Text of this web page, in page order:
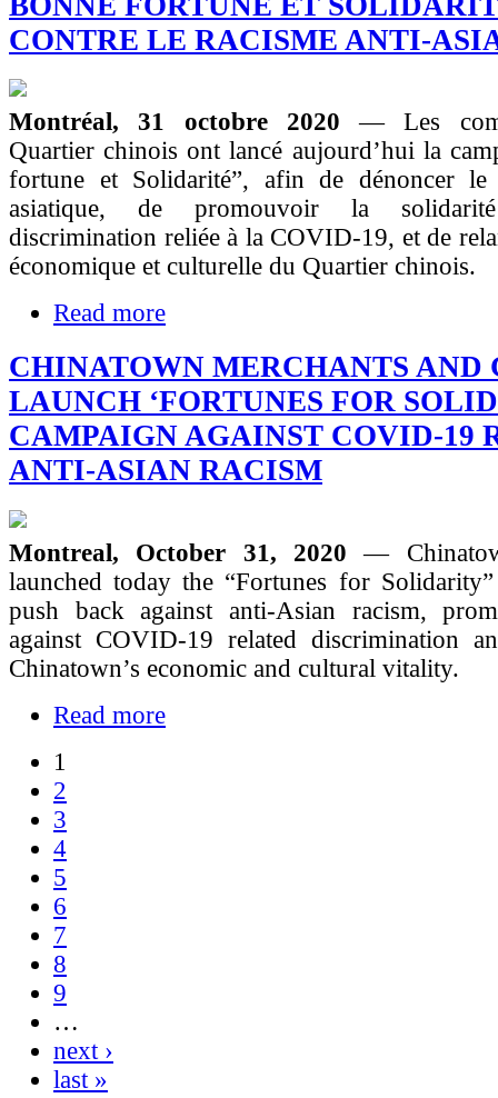
CONTRE LE RACISME ANTI-
Montréal, 31 octobre 2020— Les
Quartier chinois ont lancé aujourd’hui la
fortune et Solidarité”, afin de dénoncer le
asiatique, de promouvoir la
discrimination reliée à la COVID-19, et de
économique et culturelle du Quartier chinois.
Read more
CHINATOWN MERCHANTS AND
LAUNCH ‘FORTUNES FOR
CAMPAIGN AGAINST COVID-19
ANTI-ASIAN RACISM
Montreal, October 31, 2020—
launched today the “Fortunes for
push back against anti-Asian racism,
against COVID-19 related discrimination
Chinatown’s economic and cultural vitality.
Read more
1
2
3
4
5
6
7
8
9
…
next ›
last »